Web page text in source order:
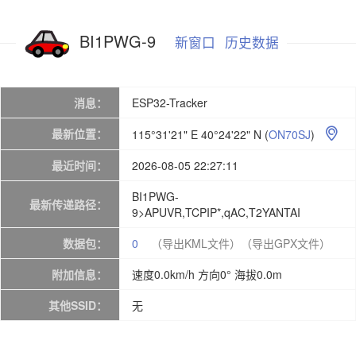
BI1PWG-9 新窗口 历史数据
消息：
ESP32-Tracker
最新位置：
115°31'21" E 40°24'22" N (ON70SJ) 
最近时间： 2026-08-05 22:27:11
最新传递路径：
BI1PWG-
9>APUVR,TCPIP*,qAC,T2YANTAI
数据包：
0 （导出KML文件）
（导出GPX文件）
附加信息：
速度0.0km/h 方向0° 海拔0.0m
其他SSID：
无